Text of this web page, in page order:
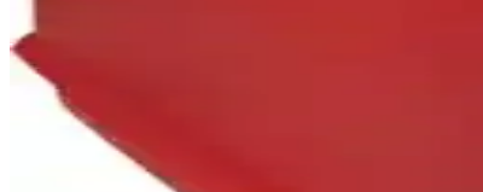
Janome 8002D Taşınabilir Overlok Makinesi
Janome 8002D, hafif ve taşınabilir tasarımıyla evde ve
Kivi KSW-3097 Overlok Makinası İncelemesi:
Kivi KSW-3097 overlok makinası, 13 dikiş seçeneği ve 1200